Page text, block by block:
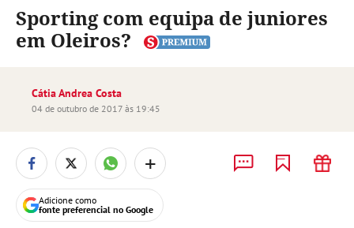
Sporting com equipa de juniores
em Oleiros?
Cátia Andrea Costa
04 de outubro de 2017 às 19:45
+
Adicione como
fonte preferencial no Google